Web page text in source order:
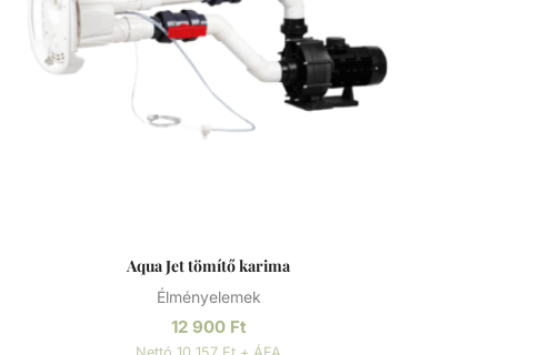
Aqua Jet tömítő karima
Élményelemek
12 900 Ft